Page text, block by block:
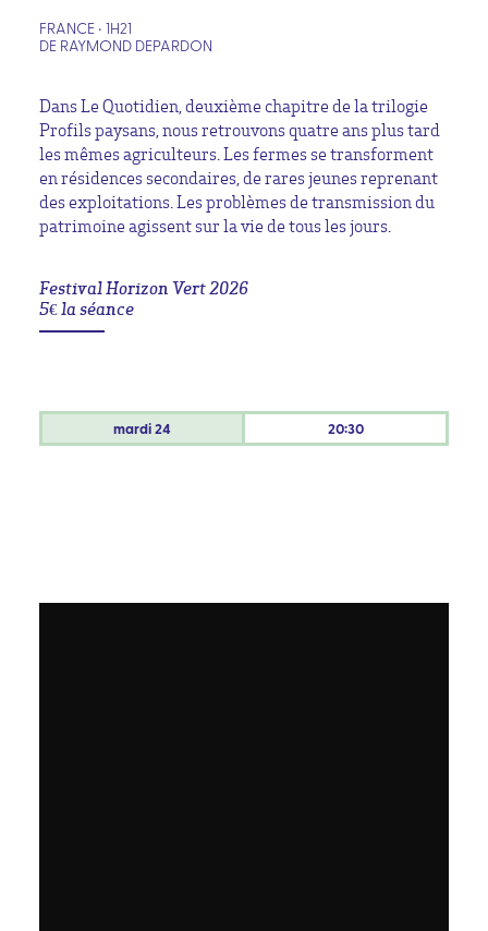
FRANCE • 1H21
DE RAYMOND DEPARDON
Dans Le Quotidien, deuxième chapitre de la trilogie
Profils paysans, nous retrouvons quatre ans plus tard
les mêmes agriculteurs. Les fermes se transforment
en résidences secondaires, de rares jeunes reprenant
des exploitations. Les problèmes de transmission du
patrimoine agissent sur la vie de tous les jours.
Festival Horizon Vert 2026
5€ la séance
mardi24 20:30